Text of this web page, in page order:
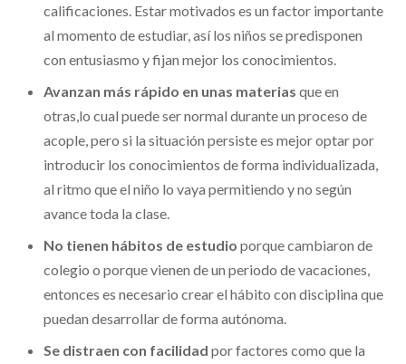
calificaciones. Estar motivados es un factor importante
al momento de estudiar, así los niños se predisponen
con entusiasmo y fijan mejor los conocimientos.
Avanzan más rápido en unas materias que en
otras,lo cual puede ser normal durante un proceso de
acople, pero si la situación persiste es mejor optar por
introducir los conocimientos de forma individualizada,
al ritmo que el niño lo vaya permitiendo y no según
avance toda la clase.
No tienen hábitos de estudio porque cambiaron de
colegio o porque vienen de un periodo de vacaciones,
entonces es necesario crear el hábito con disciplina que
puedan desarrollar de forma autónoma.
Se distraen con facilidad por factores como que la